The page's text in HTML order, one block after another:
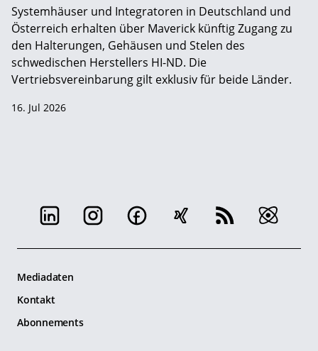
Systemhäuser und Integratoren in Deutschland und
Österreich erhalten über Maverick künftig Zugang zu
den Halterungen, Gehäusen und Stelen des
schwedischen Herstellers HI-ND. Die
Vertriebsvereinbarung gilt exklusiv für beide Länder.
16. Jul 2026
Mediadaten
Kontakt
Abonnements